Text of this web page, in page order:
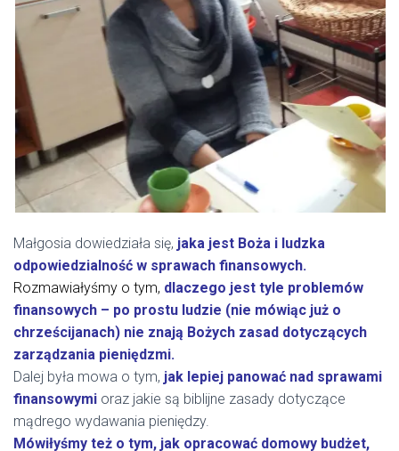
Małgosia dowiedziała się, jaka jest Boża i ludzka
odpowiedzialność w sprawach finansowych.
Rozmawiałyśmy o tym, dlaczego jest tyle problemów
finansowych – po prostu ludzie (nie mówiąc już o
chrześcijanach) nie znają Bożych zasad dotyczących
zarządzania pieniędzmi.
Dalej była mowa o tym, jak lepiej panować nad sprawami
finansowymi oraz jakie są biblijne zasady dotyczące
mądrego wydawania pieniędzy.
Mówiłyśmy też o tym, jak opracować domowy budżet,